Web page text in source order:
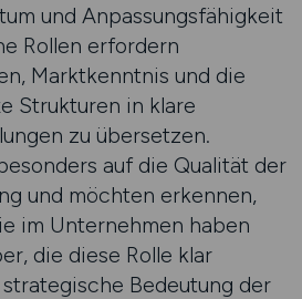
und Anpassungsfähigkeit
Rollen erfordern
Marktkenntnis und die
Strukturen in klare
zu übersetzen.
auf die Qualität der
und möchten erkennen,
im Unternehmen haben
die diese Rolle klar
Bedeutung der